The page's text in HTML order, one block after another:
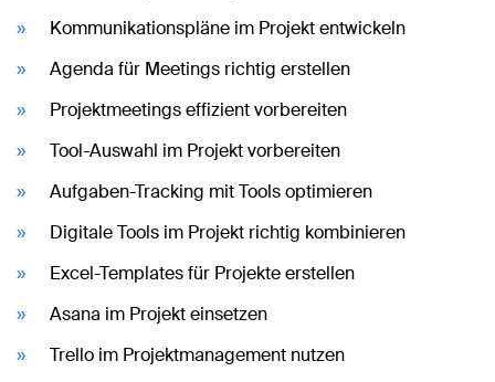
Kommunikationspläne im Projekt entwickeln
Agenda für Meetings richtig erstellen
Projektmeetings effizient vorbereiten
Tool-Auswahl im Projekt vorbereiten
Aufgaben-Tracking mit Tools optimieren
Digitale Tools im Projekt richtig kombinieren
Excel-Templates für Projekte erstellen
Asana im Projekt einsetzen
Trello im Projektmanagement nutzen